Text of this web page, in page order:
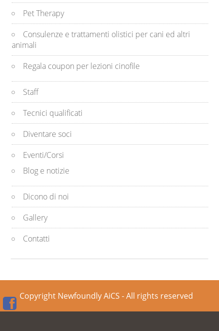
Pet Therapy
Consulenze e trattamenti olistici per cani ed altri
animali
Regala coupon per lezioni cinofile
Staff
Tecnici qualificati
Diventare soci
Eventi/Corsi
Blog e notizie
Dicono di noi
Gallery
Contatti
Copyright Newfoundly AiCS - All rights reserved